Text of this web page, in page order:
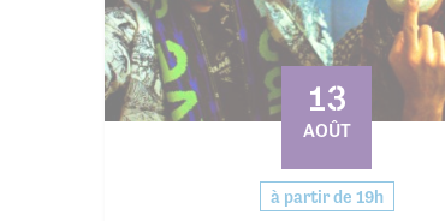
13
AOÛT
à partir de 19h